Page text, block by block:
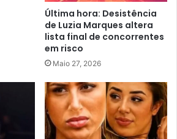
Última hora: Desistência
de Luzia Marques altera
lista final de concorrentes
em risco
Maio 27, 2026